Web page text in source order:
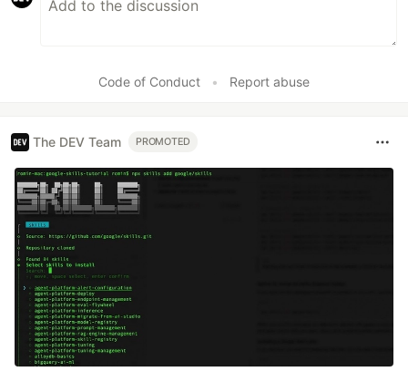
Code of Conduct • Report abuse
The DEV Team PROMOTED